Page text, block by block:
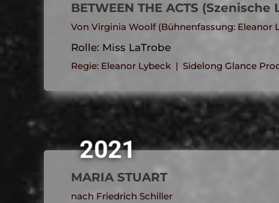
BETWEEN THE ACTS (Szenische
Von Virginia Woolf (Bühnenfassung: Eleanor
Rolle: Miss LaTrobe
Regie: Eleanor Lybeck | Sidelong Glance
2021
MARIA STUART
nach Friedrich Schiller